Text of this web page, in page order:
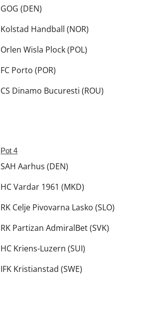
GOG (DEN)
Kolstad Handball (NOR)
Orlen Wisla Plock (POL)
FC Porto (POR)
CS Dinamo Bucuresti (ROU)
Pot 4
SAH Aarhus (DEN)
HC Vardar 1961 (MKD)
RK Celje Pivovarna Lasko (SLO)
RK Partizan AdmiralBet (SVK)
HC Kriens-Luzern (SUI)
IFK Kristianstad (SWE)